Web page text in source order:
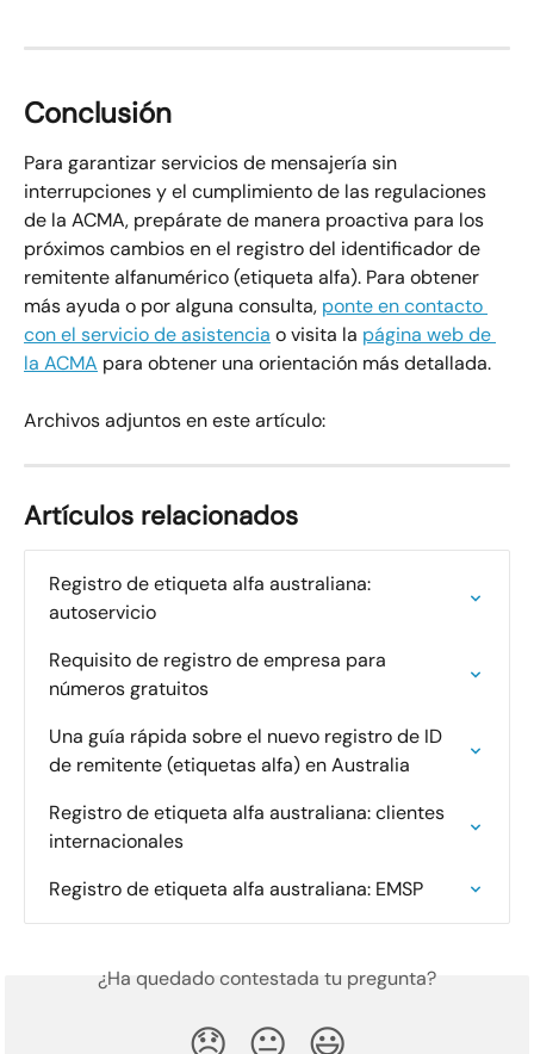
Conclusión
Para garantizar servicios de mensajería sin
interrupciones y el cumplimiento de las regulaciones
de la ACMA, prepárate de manera proactiva para los
próximos cambios en el registro del identificador de
remitente alfanumérico (etiqueta alfa). Para obtener
más ayuda o por alguna consulta, ponte en contacto
con el servicio de asistencia o visita la página web de
la ACMA para obtener una orientación más detallada.
Archivos adjuntos en este artículo:
Artículos relacionados
Registro de etiqueta alfa australiana:
autoservicio
Requisito de registro de empresa para
números gratuitos
Una guía rápida sobre el nuevo registro de ID
de remitente (etiquetas alfa) en Australia
Registro de etiqueta alfa australiana: clientes
internacionales
Registro de etiqueta alfa australiana: EMSP
¿Ha quedado contestada tu pregunta?